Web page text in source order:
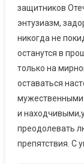
защитников
энтузиазм,
никогда не
останутся в
только на
оставаться
и
преодолевать
препятствия. С